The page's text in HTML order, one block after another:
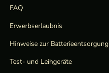
FAQ
Erwerbserlaubnis
Hinweise zur Batterieentsorgung
Test- und Leihgeräte